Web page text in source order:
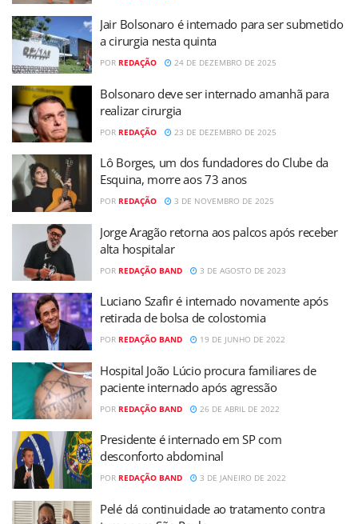
Jair Bolsonaro é internado para ser submetido
a cirurgia nesta quinta
POR REDAÇÃO 24 DE DEZEMBRO DE 2025
Bolsonaro deve ser internado amanhã para
realizar cirurgia
POR REDAÇÃO 23 DE DEZEMBRO DE 2025
Lô Borges, um dos fundadores do Clube da
Esquina, morre aos 73 anos
POR REDAÇÃO 3 DE NOVEMBRO DE 2025
Jorge Aragão retorna aos palcos após receber
alta hospitalar
POR REDAÇÃO BAND 3 DE AGOSTO DE 2023
Luciano Szafir é internado novamente após
retirada de bolsa de colostomia
POR REDAÇÃO BAND 19 DE JUNHO DE 2022
Hospital João Lúcio procura familiares de
paciente internado após agressão
POR REDAÇÃO BAND 26 DE ABRIL DE 2022
Presidente é internado em SP com
desconforto abdominal
POR REDAÇÃO BAND 3 DE JANEIRO DE 2022
Pelé dá continuidade ao tratamento contra